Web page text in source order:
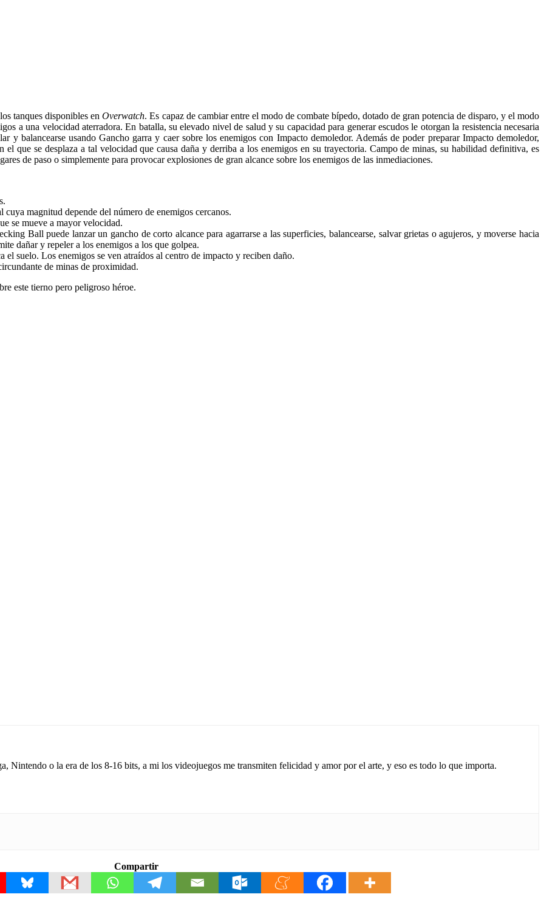
tanques disponibles enOverwatch. Es capaz de cambiar entre el modo de combate bípedo, dotado de gran potencia de disparo, y el modo
a una velocidad aterradora. En batalla, su elevado nivel de salud y su capacidad para generar escudos le otorgan la resistencia necesaria
y balancearse usando Gancho garra y caer sobre los enemigos con Impacto demoledor. Además de poder preparar Impacto demoledor,
que se desplaza a tal velocidad que causa daña y derriba a los enemigos en su trayectoria. Campo de minas, su habilidad definitiva, es
de paso o simplemente para provocar explosiones de gran alcance sobre los enemigos de las inmediaciones.
magnitud depende del número de enemigos cercanos.
se mueve a mayor velocidad.
Ball puede lanzar un gancho de corto alcance para agarrarse a las superficies, balancearse, salvar grietas o agujeros, y moverse hacia
dañar y repeler a los enemigos a los que golpea.
el suelo. Los enemigos se ven atraídos al centro de impacto y reciben daño.
de minas de proximidad.
este tierno pero peligroso héroe.
Nintendo o la era de los 8-16 bits, a mi los videojuegos me transmiten felicidad y amor por el arte, y eso es todo lo que importa.
Compartir